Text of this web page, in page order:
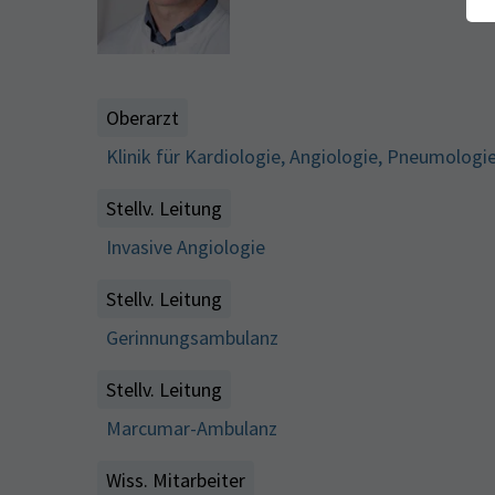
Oberarzt
Klinik für Kardiologie, Angiologie,
Stellv. Leitung
Invasive Angiologie
Stellv. Leitung
Gerinnungsambulanz
Stellv. Leitung
Marcumar-Ambulanz
Wiss. Mitarbeiter